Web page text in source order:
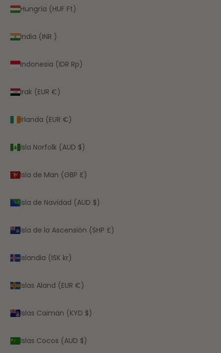
Hungría (HUF Ft)
India (INR ₹)
Indonesia (IDR Rp)
Irak (EUR €)
Irlanda (EUR €)
Isla Norfolk (AUD $)
Isla de Man (GBP £)
Isla de Navidad (AUD $)
Isla de la Ascensión (SHP £)
Islandia (ISK kr)
Islas Aland (EUR €)
Islas Caimán (KYD $)
Islas Cocos (AUD $)